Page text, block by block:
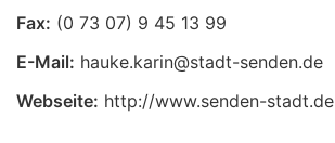
Fax:
E-Mail:
Webseite: http://www.senden-stadt.de